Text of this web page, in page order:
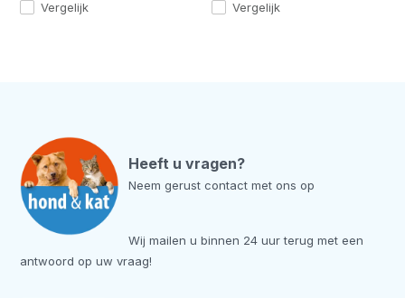
Vergelijk Vergelijk
Heeft u vragen?
Neem gerust contact met ons op
Wij mailen u binnen 24 uur terug met een
antwoord op uw vraag!